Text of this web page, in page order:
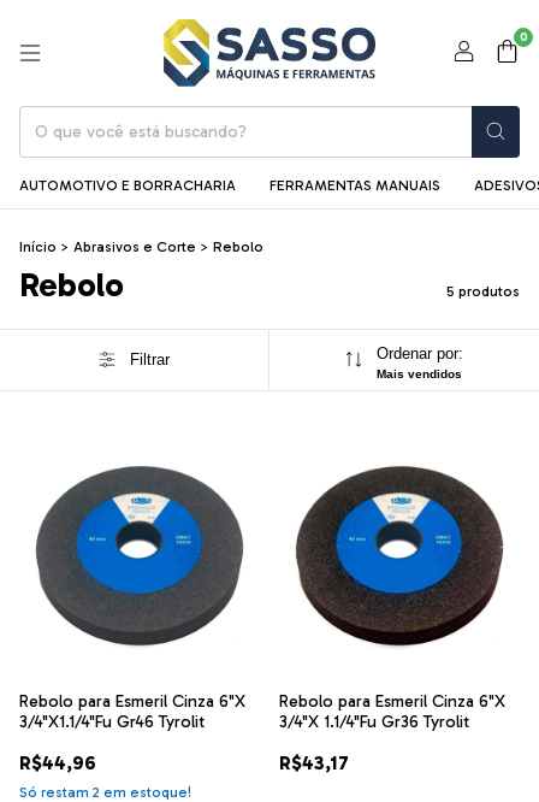
0
AUTOMOTIVO E BORRACHARIA FERRAMENTAS MANUAIS
Início > Abrasivos e Corte > Rebolo
Rebolo 5 produtos
Filtrar Ordenar por:
Mais vendidos
Rebolo para Esmeril Cinza 6"X
3/4"X1.1/4"Fu Gr46 Tyrolit
R$44,96
Só restam 2 em estoque!
Rebolo para Esmeril Cinza 6"X
3/4"X 1.1/4"Fu Gr36 Tyrolit
R$43,17